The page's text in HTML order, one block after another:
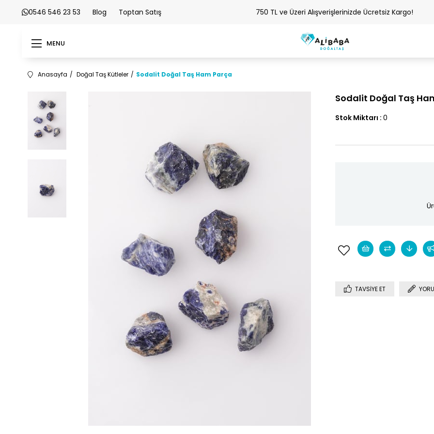
0546 546 23 53 Blog Toptan Satış 750 TL ve Üzeri Alışverişlerinizde Ücretsiz Kargo!
MENU
Anasayfa Doğal Taş Kütleler Sodalit Doğal Taş Ham Parça
Sodalit Doğal Taş
Stok Miktarı : 0
TAVSIYE ET